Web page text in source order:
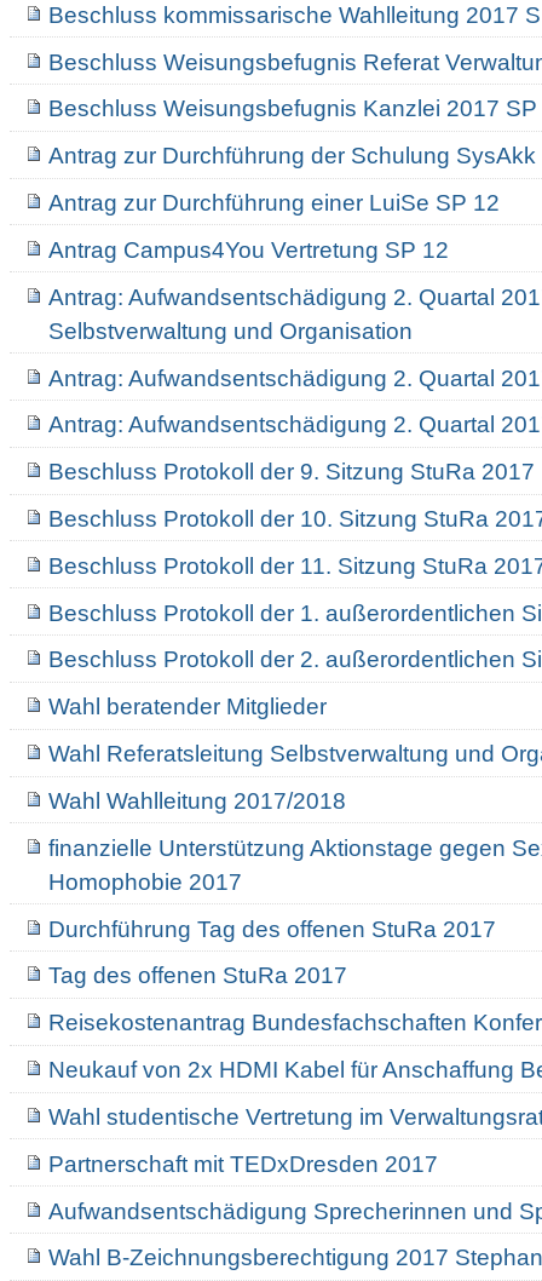
Beschluss kommissarische Wahlleitung 2017
Beschluss Weisungsbefugnis Referat
Beschluss Weisungsbefugnis Kanzlei 2017 SP
Antrag zur Durchführung der Schulung SysAkk
Antrag zur Durchführung einer LuiSe SP 12
Antrag Campus4You Vertretung SP 12
Antrag: Aufwandsentschädigung 2. Quartal
Selbstverwaltung und Organisation
Antrag: Aufwandsentschädigung 2. Quartal
Antrag: Aufwandsentschädigung 2. Quartal
Beschluss Protokoll der 9. Sitzung StuRa 2017
Beschluss Protokoll der 10. Sitzung StuRa
Beschluss Protokoll der 11. Sitzung StuRa
Beschluss Protokoll der 1. außerordentlichen
Beschluss Protokoll der 2. außerordentlichen
Wahl beratender Mitglieder
Wahl Referatsleitung Selbstverwaltung und
Wahl Wahlleitung 2017/2018
finanzielle Unterstützung Aktionstage gegen
Homophobie 2017
Durchführung Tag des offenen StuRa 2017
Tag des offenen StuRa 2017
Reisekostenantrag Bundesfachschaften
Neukauf von 2x HDMI Kabel für Anschaffung
Wahl studentische Vertretung im
Partnerschaft mit TEDxDresden 2017
Aufwandsentschädigung Sprecherinnen und
Wahl B-Zeichnungsberechtigung 2017